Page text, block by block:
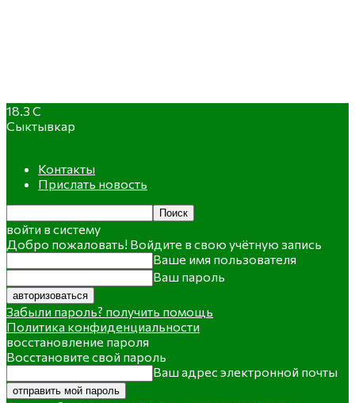
18.3 C
Сыктывкар
Контакты
Прислать новость
войти в систему
Добро пожаловать! Войдите в свою учётную запись
Ваше имя пользователя
Ваш пароль
Забыли пароль? получить помощь
Политика конфиденциальности
восстановление пароля
Восстановите свой пароль
Ваш адрес электронной почты